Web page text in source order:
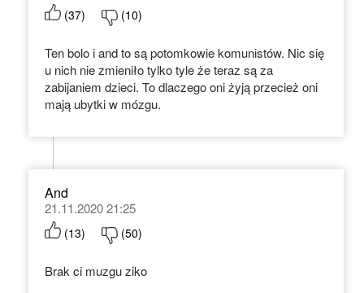
(37) (10)
Ten bolo i and to są potomkowie komunistów. Nic się
u nich nie zmieniło tylko tyle że teraz są za
zabijaniem dzieci. To dlaczego oni żyją przecież oni
mają ubytki w mózgu.
And
21.11.2020 21:25
(13) (50)
Brak ci muzgu ziko